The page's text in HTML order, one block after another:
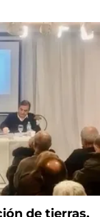
de tierras,